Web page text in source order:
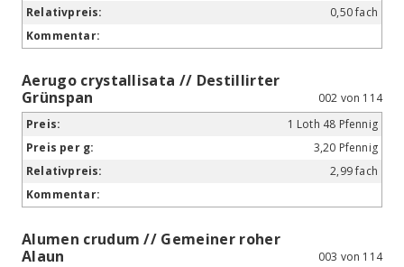
0,50 fach
Aerugo crystallisata // Destillirter
Grünspan
002 von 114
1 Loth 48 Pfennig
3,20 Pfennig
2,99 fach
Alumen crudum // Gemeiner roher
Alaun
003 von 114